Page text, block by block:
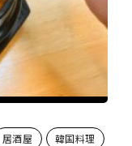
居酒屋 韓国料理